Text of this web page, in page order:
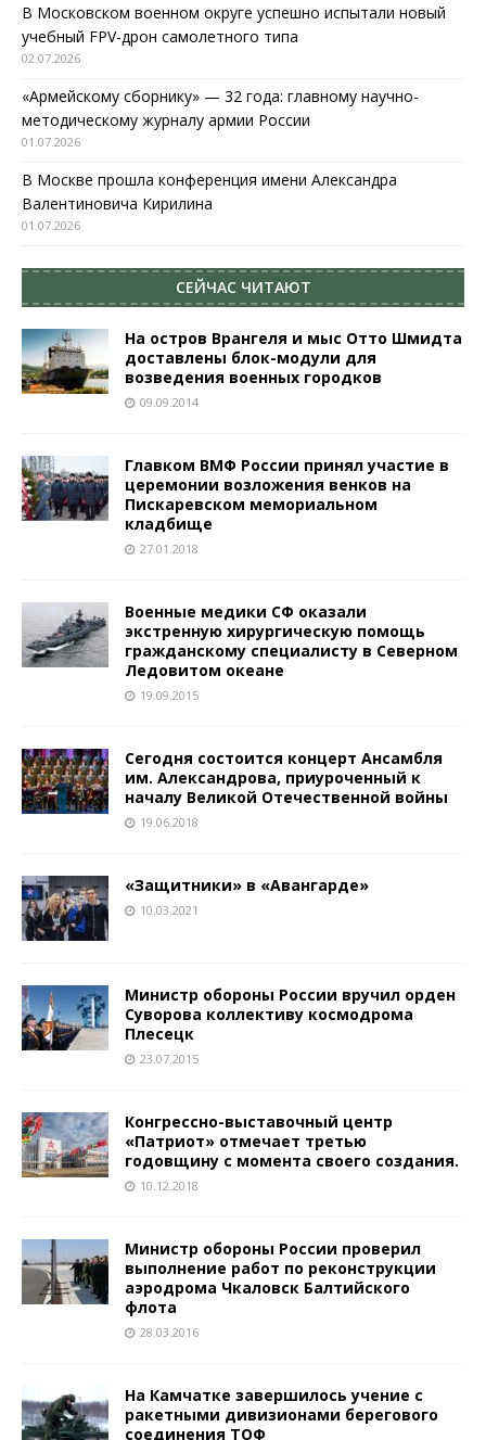
В Московском военном округе успешно испытали новый
учебный FPV-дрон самолетного типа
02.07.2026
«Армейскому сборнику» — 32 года: главному научно-
методическому журналу армии России
01.07.2026
В Москве прошла конференция имени Александра
Валентиновича Кирилина
01.07.2026
СЕЙЧАС ЧИТАЮТ
На остров Врангеля и мыс Отто Шмидта
доставлены блок-модули для
возведения военных городков
09.09.2014
Главком ВМФ России принял участие в
церемонии возложения венков на
Пискаревском мемориальном
кладбище
27.01.2018
Военные медики СФ оказали
экстренную хирургическую помощь
гражданскому специалисту в Северном
Ледовитом океане
19.09.2015
Сегодня состоится концерт Ансамбля
им. Александрова, приуроченный к
началу Великой Отечественной войны
19.06.2018
«Защитники» в «Авангарде»
10.03.2021
Министр обороны России вручил орден
Суворова коллективу космодрома
Плесецк
23.07.2015
Конгрессно-выставочный центр
«Патриот» отмечает третью
годовщину с момента своего создания.
10.12.2018
Министр обороны России проверил
выполнение работ по реконструкции
аэродрома Чкаловск Балтийского
флота
28.03.2016
На Камчатке завершилось учение с
ракетными дивизионами берегового
соединения ТОФ